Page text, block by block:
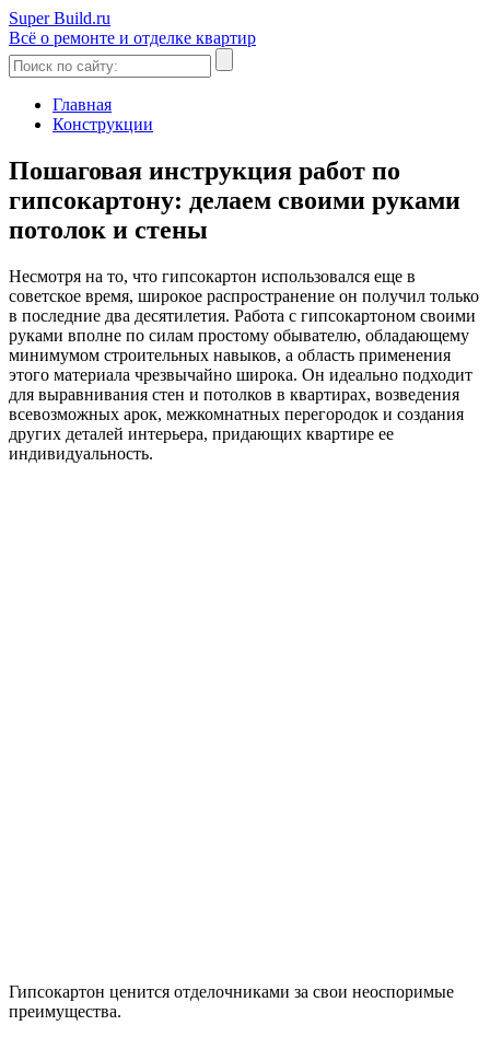
Super Build.ru
Всё о ремонте и отделке квартир
Главная
Конструкции
Пошаговая инструкция работ по
гипсокартону: делаем своими руками
потолок и стены
Несмотря на то, что гипсокартон использовался еще в
советское время, широкое распространение он получил только
в последние два десятилетия. Работа с гипсокартоном своими
руками вполне по силам простому обывателю, обладающему
минимумом строительных навыков, а область применения
этого материала чрезвычайно широка. Он идеально подходит
для выравнивания стен и потолков в квартирах, возведения
всевозможных арок, межкомнатных перегородок и создания
других деталей интерьера, придающих квартире ее
индивидуальность.
Гипсокартон ценится отделочниками за свои неоспоримые
преимущества.